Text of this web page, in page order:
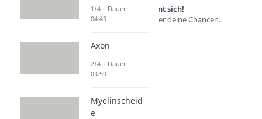
Lernen lohnt sich!
Entdecke hier deine Chancen.
1/4 – Dauer:
04:43
Axon
2/4 – Dauer:
03:59
Myelinscheid
e